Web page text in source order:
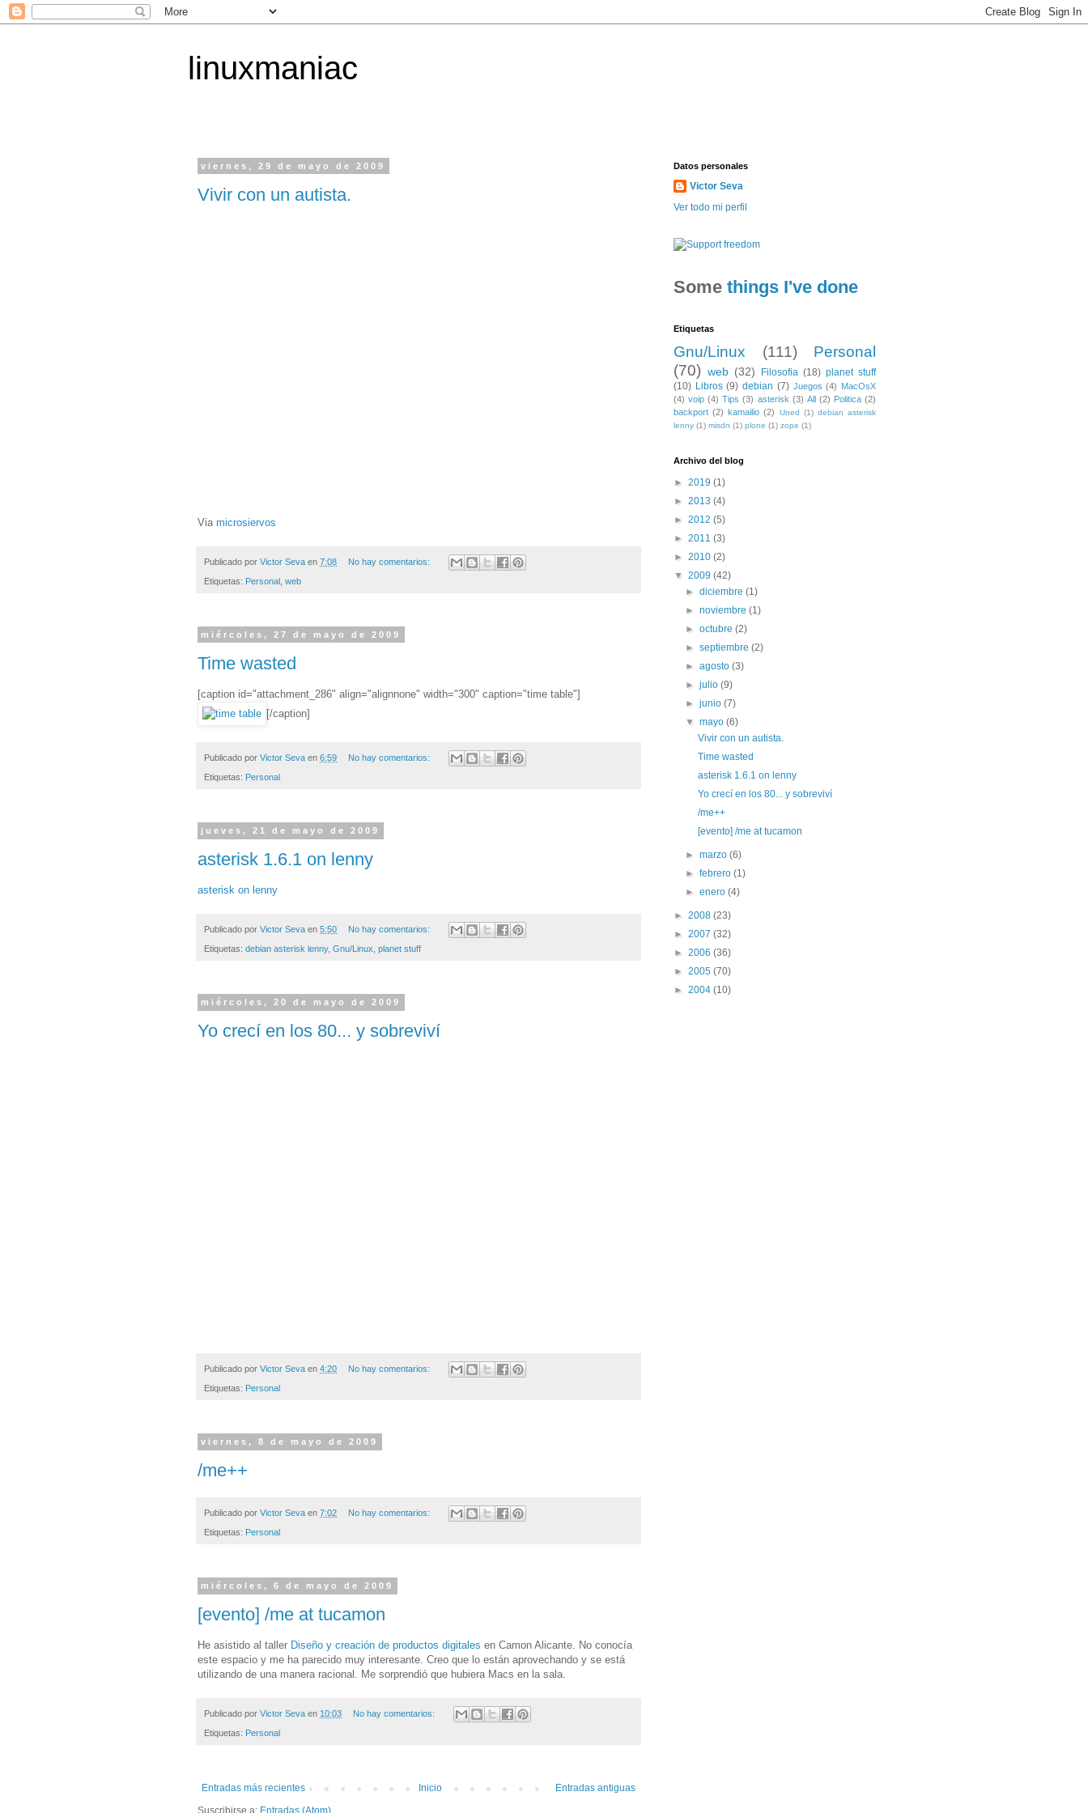
linuxmaniac
viernes, 29 de mayo de 2009
Vivir con un autista.
Via microsiervos
Publicado por Victor Seva en 7:08 No hay comentarios:
Etiquetas: Personal web
miércoles, 27 de mayo de 2009
Time wasted
[caption id="attachment_286" align="alignnone" width="300" caption="time table"]
[/caption]
Publicado por Victor Seva en 6:59 No hay comentarios:
Etiquetas: Personal
jueves, 21 de mayo de 2009
asterisk 1.6.1 on lenny
asterisk on lenny
Publicado por Victor Seva en 5:50 No hay comentarios:
Etiquetas: debian asterisk lenny, Gnu/Linux planet stuff
miércoles, 20 de mayo de 2009
Yo crecí en los 80... y sobreviví
Publicado por Victor Seva en 4:20 No hay comentarios:
Etiquetas: Personal
viernes, 8 de mayo de 2009
/me++
Publicado por Victor Seva en 7:02 No hay comentarios:
Etiquetas: Personal
miércoles, 6 de mayo de 2009
[evento] /me at tucamon
He asistido al taller Diseño y creación de productos digitales en Camon Alicante. No conocía
este espacio y me ha parecido muy interesante. Creo que lo están aprovechando y se está
utilizando de una manera racional. Me sorprendió que hubiera Macs en la sala.
Publicado por Victor Seva en 10:03 No hay comentarios:
Etiquetas: Personal
Entradas más recientes Entradas antiguas
Inicio
Datos personales
Victor Seva
Ver todo mi perfil
Some things I've done
Etiquetas
Gnu/Linux (111)
Personal
(70) web (32) Filosofia (18) planet stuff
(10) Libros (9) debian (7) Juegos (4) MacOsX
(4) voip (4) Tips (3) asterisk (3) All (2) Politica (2)
backport (2) kamailio (2) Uned (1) debian asterisk
lenny (1) misdn (1) plone (1) zope (1)
Archivo del blog
► 2019 (1)
► 2013 (4)
► 2012 (5)
► 2011 (3)
► 2010 (2)
▼ 2009 (42)
►diciembre(1)
►noviembre(1)
►octubre(2)
►septiembre(2)
►agosto(3)
►julio(9)
►junio(7)
▼mayo(6)
Vivir con un autista.
Time wasted
asterisk 1.6.1 on lenny
Yo crecí en los 80... y sobreviví
/me++
[evento] /me at tucamon
►marzo(6)
►febrero(1)
►enero(4)
► 2008 (23)
► 2007 (32)
► 2006 (36)
► 2005 (70)
► 2004 (10)